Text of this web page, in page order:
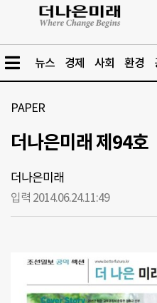
뉴스 경제 사회 환경
PAPER
더나은미래 제94호
더나은미래
입력 2014.06.24.11:49